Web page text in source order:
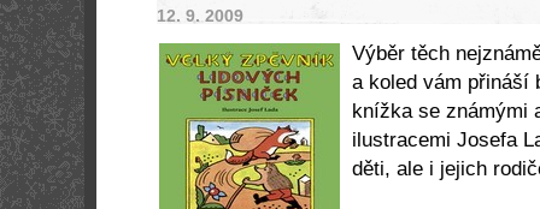
12. 9. 2009
Výběr těch
a koled vám přináší
knížka se známými
ilustracemi Josefa
děti, ale i jejich